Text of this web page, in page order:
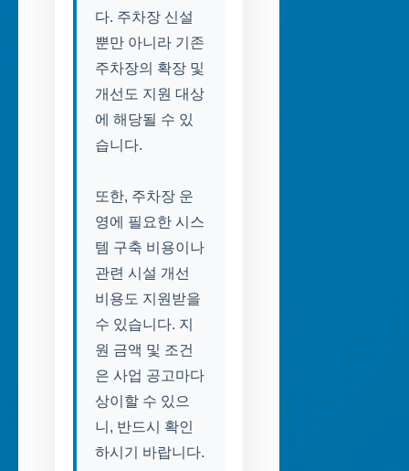
다. 주차장 신설
뿐만 아니라 기존
주차장의 확장 및
개선도 지원 대상
에 해당될 수 있
습니다.
또한, 주차장 운
영에 필요한 시스
템 구축 비용이나
관련 시설 개선
비용도 지원받을
수 있습니다. 지
원 금액 및 조건
은 사업 공고마다
상이할 수 있으
니, 반드시 확인
하시기 바랍니다.